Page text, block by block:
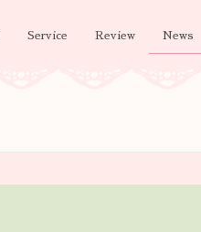
Service Review News